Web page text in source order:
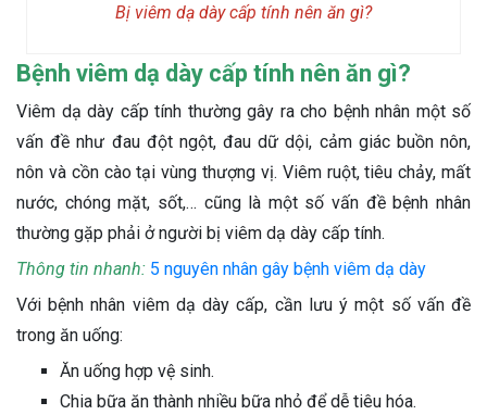
Bị viêm dạ dày cấp tính nên ăn gì?
Bệnh viêm dạ dày cấp tính nên ăn gì?
Viêm dạ dày cấp tính thường gây ra cho bệnh nhân một số
vấn đề như đau đột ngột, đau dữ dội, cảm giác buồn nôn,
nôn và cồn cào tại vùng thượng vị. Viêm ruột, tiêu chảy, mất
nước, chóng mặt, sốt,… cũng là một số vấn đề bệnh nhân
thường gặp phải ở người bị viêm dạ dày cấp tính.
Thông tin nhanh: 5 nguyên nhân gây bệnh viêm dạ dày
Với bệnh nhân viêm dạ dày cấp, cần lưu ý một số vấn đề
trong ăn uống:
Ăn uống hợp vệ sinh.
Chia bữa ăn thành nhiều bữa nhỏ để dễ tiêu hóa.